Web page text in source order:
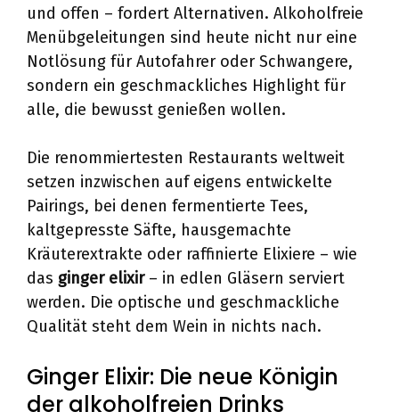
und offen – fordert Alternativen. Alkoholfreie
Menübgeleitungen sind heute nicht nur eine
Notlösung für Autofahrer oder Schwangere,
sondern ein geschmackliches Highlight für
alle, die bewusst genießen wollen.
Die renommiertesten Restaurants weltweit
setzen inzwischen auf eigens entwickelte
Pairings, bei denen fermentierte Tees,
kaltgepresste Säfte, hausgemachte
Kräuterextrakte oder raffinierte Elixiere – wie
das ginger elixir– in edlen Gläsern serviert
werden. Die optische und geschmackliche
Qualität steht dem Wein in nichts nach.
Ginger Elixir: Die neue Königin
der alkoholfreien Drinks